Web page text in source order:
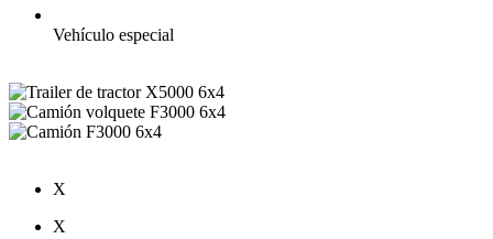
Vehículo especial
X
X